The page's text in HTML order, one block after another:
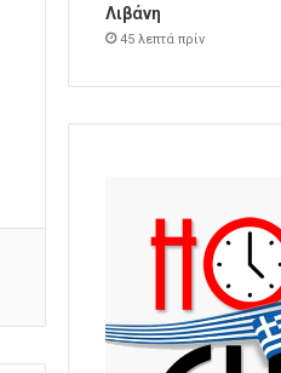
Λιβάνη
45 λεπτά πρίν